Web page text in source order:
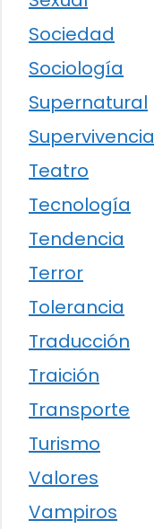
Sociedad
Sociología
Supernatural
Supervivencia
Teatro
Tecnología
Tendencia
Terror
Tolerancia
Traducción
Traición
Transporte
Turismo
Valores
Vampiros